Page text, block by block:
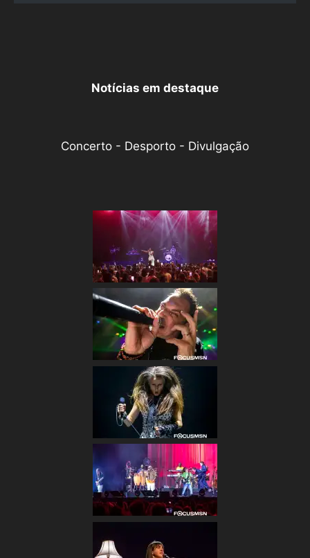
Notícias em destaque
Concerto - Desporto - Divulgação